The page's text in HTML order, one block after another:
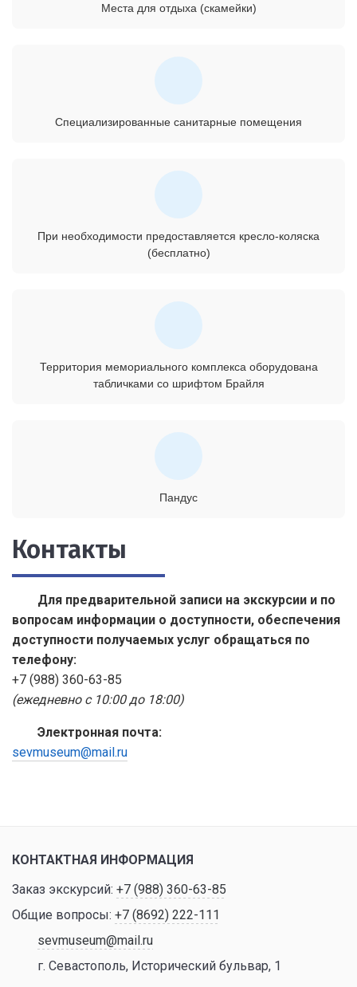
Места для отдыха (скамейки)
Специализированные санитарные помещения
При необходимости предоставляется кресло-коляска
(бесплатно)
Территория мемориального комплекса оборудована
табличками со шрифтом Брайля
Пандус
Контакты
Для предварительной записи на экскурсии и по
вопросам информации о доступности, обеспечения
доступности получаемых услуг обращаться по
телефону:
+7 (988) 360-63-85
(ежедневно с 10:00 до 18:00)
Электронная почта:
sevmuseum@mail.ru
КОНТАКТНАЯ ИНФОРМАЦИЯ
Заказ экскурсий: +7 (988) 360-63-85
Общие вопросы: +7 (8692) 222-111
sevmuseum@mail.ru
г. Севастополь, Исторический бульвар, 1